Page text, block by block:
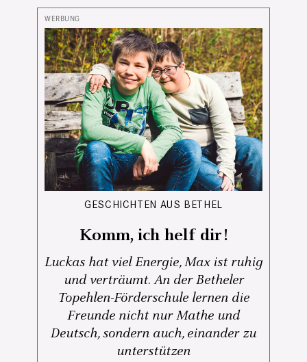
GESCHICHTEN AUS BETHEL
Komm, ich helf dir!
Luckas hat viel Energie, Max ist ruhig
und verträumt. An der Betheler
Topehlen-Förderschule lernen die
Freunde nicht nur Mathe und
Deutsch, sondern auch, einander zu
unterstützen